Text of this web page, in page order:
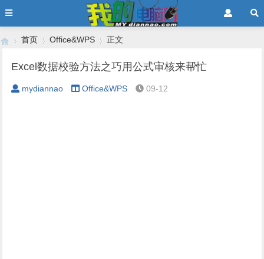
›
首页
›
Office&WPS
›
正文
Excel数据校验方法之巧用公式审核来帮忙
mydiannao Office&WPS 09-12